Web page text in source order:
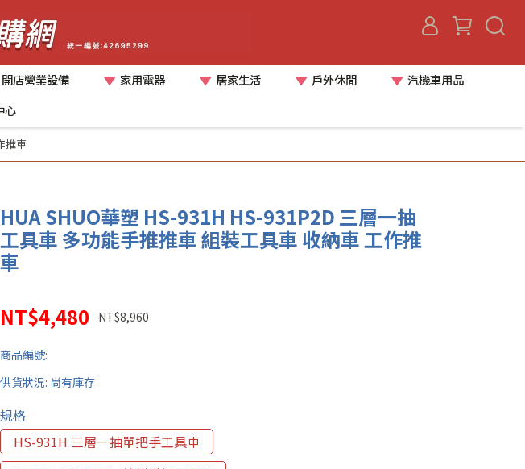
開店營業設備 家用電器 居家生活 戶外休閒
汽機車用品
心
推車
HUA SHUO華塑 HS-931H HS-931P2D 三層一抽
工具車 多功能手推推車 組裝工具車 收納車 工作推
車
NT$4,480 NT$8,960
商品編號:
供貨狀況: 尚有庫存
規格
HS-931H 三層一抽單把手工具車